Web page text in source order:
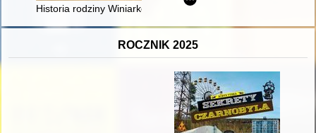
Historia rodziny Winiarków
ROCZNIK 2025